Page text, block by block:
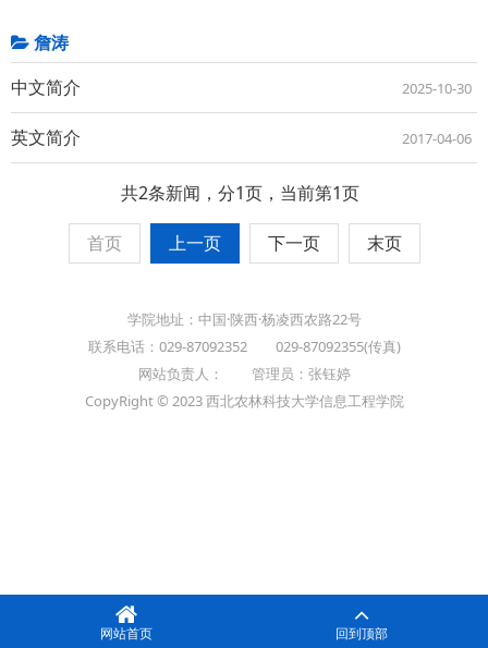
詹涛
中文简介
2025-10-30
英文简介 2017-04-06
共2条新闻，分1页，当前第1页
首页 上一页 下一页 末页
学院地址：中国·陕西·杨凌西农路22号
联系电话：029-87092352 029-87092355(传真)
网站负责人： 管理员：张钰婷
CopyRight © 2023 西北农林科技大学信息工程学院
网站首页 回到顶部